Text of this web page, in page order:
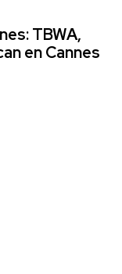
TBWA,
en Cannes